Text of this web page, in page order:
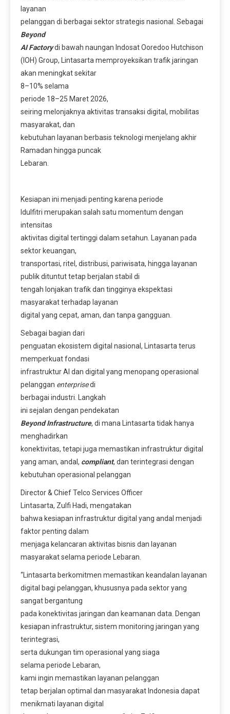
layanan
pelanggan di berbagai sektor strategis nasional. Sebagai
Beyond
AI Factorydi bawah naungan Indosat Ooredoo Hutchison
(IOH) Group, Lintasarta memproyeksikan trafik jaringan
akan meningkat sekitar
8–10% selama
periode 18–25 Maret 2026,
seiring melonjaknya aktivitas transaksi digital, mobilitas
masyarakat, dan
kebutuhan layanan berbasis teknologi menjelang akhir
Ramadan hingga puncak
Lebaran.
Kesiapan ini menjadi penting karena periode
Idulfitri merupakan salah satu momentum dengan
intensitas
aktivitas digital tertinggi dalam setahun. Layanan pada
sektor keuangan,
transportasi, ritel, distribusi, pariwisata, hingga layanan
publik dituntut tetap berjalan stabil di
tengah lonjakan trafik dan tingginya ekspektasi
masyarakat terhadap layanan
digital yang cepat, aman, dan tanpa gangguan.
Sebagai bagian dari
penguatan ekosistem digital nasional, Lintasarta terus
memperkuat fondasi
infrastruktur AI dan digital yang menopang operasional
pelanggan enterprisedi
berbagai industri. Langkah
ini sejalan dengan pendekatan
Beyond Infrastructure, di mana Lintasarta tidak hanya
menghadirkan
konektivitas, tetapi juga memastikan infrastruktur digital
yang aman, andal, compliant, dan terintegrasi dengan
kebutuhan operasional pelanggan
Director & Chief Telco Services Officer
Lintasarta, Zulfi Hadi, mengatakan
bahwa kesiapan infrastruktur digital yang andal menjadi
faktor penting dalam
menjaga kelancaran aktivitas bisnis dan layanan
masyarakat selama periode Lebaran.
“Lintasarta berkomitmen memastikan keandalan layanan
digital bagi pelanggan, khususnya pada sektor yang
sangat bergantung
pada konektivitas jaringan dan keamanan data. Dengan
kesiapan infrastruktur, sistem monitoring jaringan yang
terintegrasi,
serta dukungan tim operasional yang siaga
selama periode Lebaran,
kami ingin memastikan layanan pelanggan
tetap berjalan optimal dan masyarakat Indonesia dapat
menikmati layanan digital